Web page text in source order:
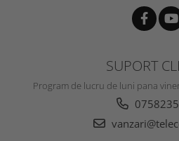
SUPORT
Program de lucru de luni pana